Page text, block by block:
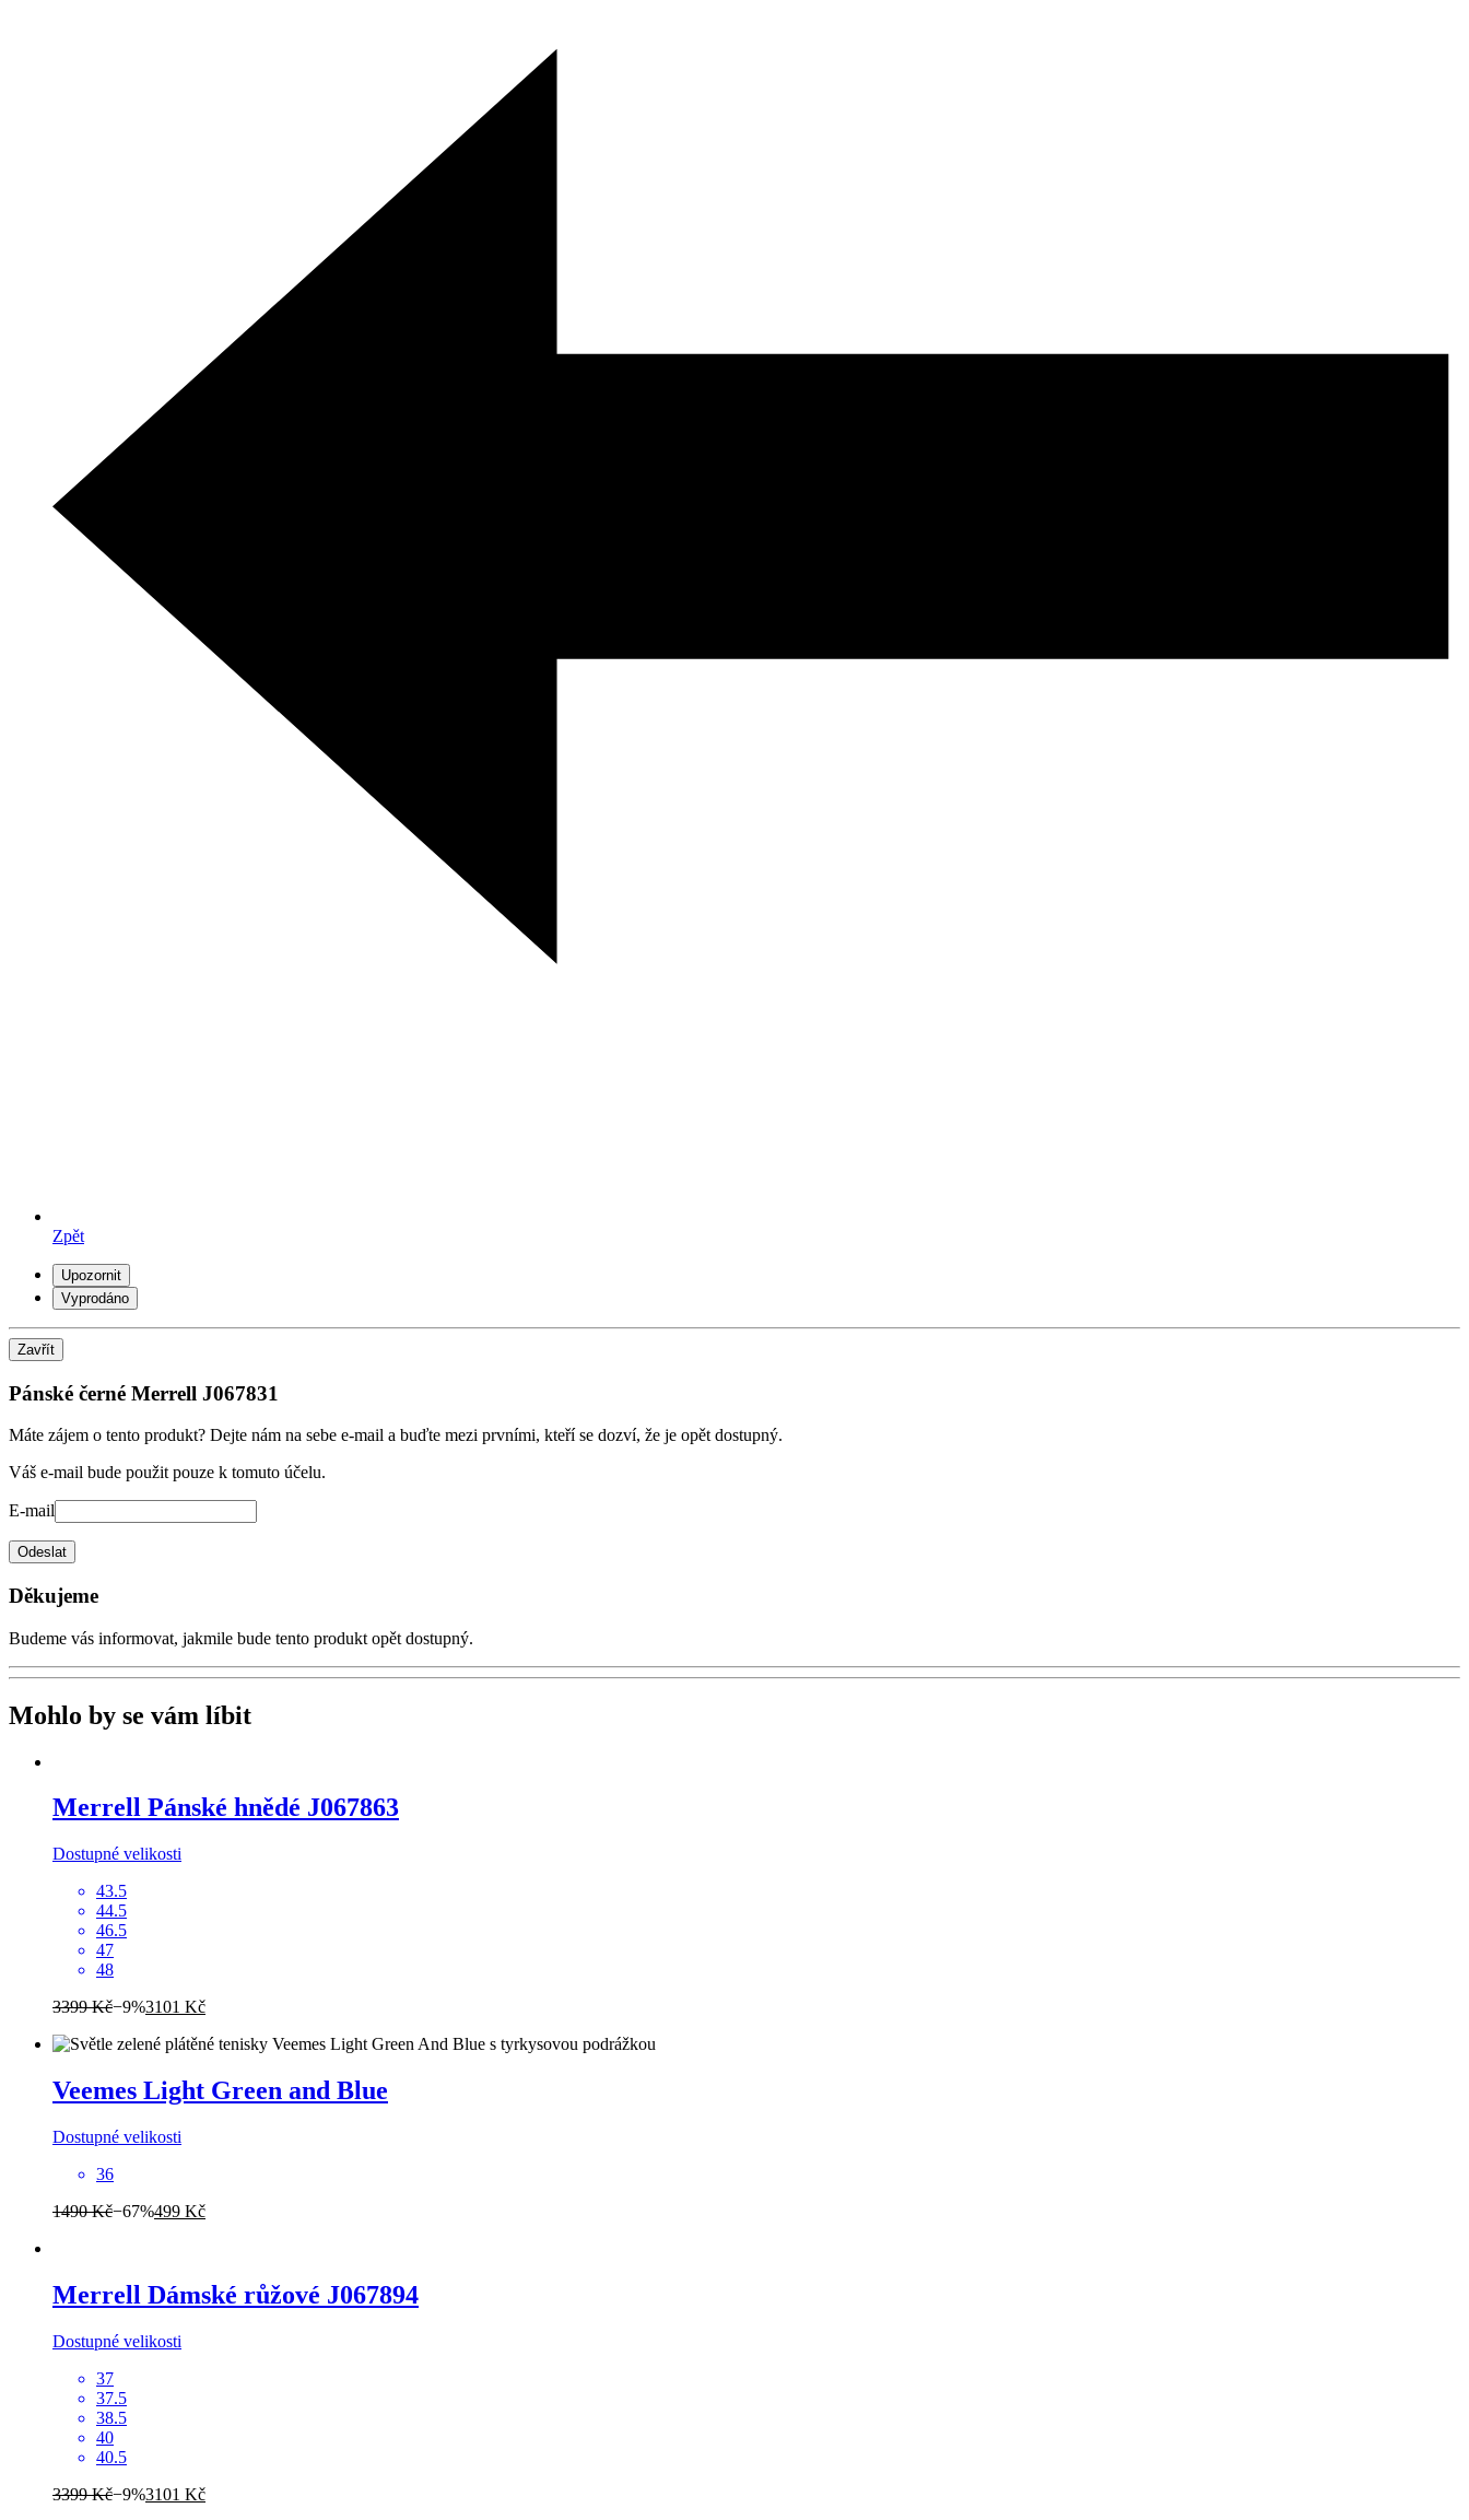
Zpět
Upozornit
Vyprodáno
Zavřít
Pánské černé Merrell J067831
Máte zájem o tento produkt? Dejte nám na sebe e-mail a buďte mezi prvními, kteří se dozví, že je opět dostupný.
Váš e-mail bude použit pouze k tomuto účelu.
E-mail
Odeslat
Děkujeme
Budeme vás informovat, jakmile bude tento produkt opět dostupný.
Mohlo by se vám líbit
Merrell Pánské hnědé J067863
Dostupné velikosti
43.5
44.5
46.5
47
48
3399 Kč−9%3101 Kč
Veemes Light Green and Blue
Dostupné velikosti
36
1490 Kč−67%499 Kč
Merrell Dámské růžové J067894
Dostupné velikosti
37
37.5
38.5
40
40.5
3399 Kč−9%3101 Kč